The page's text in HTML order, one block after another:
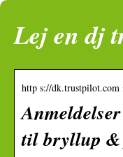
Lej en dj
http s://
til bryllup &